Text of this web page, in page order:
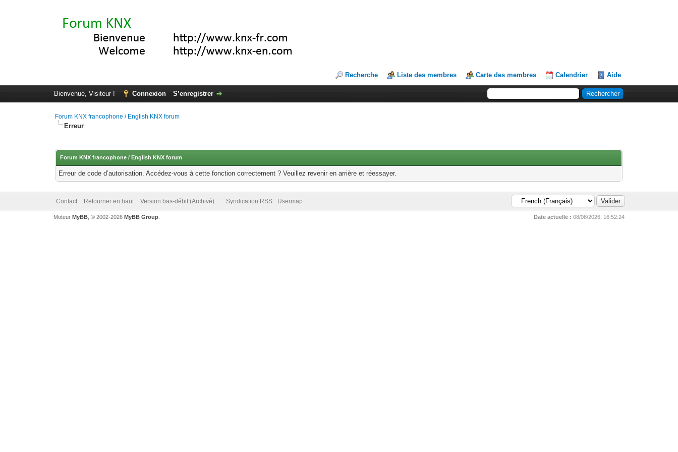
Recherche Liste des membres Carte des membres Calendrier Aide
Bienvenue, Visiteur ! Connexion S’enregistrer
Forum KNX francophone / English KNX forum
Erreur
Forum KNX francophone / English KNX forum
Erreur de code d’autorisation. Accédez-vous à cette fonction correctement ? Veuillez revenir en arrière et réessayer.
Contact Retourner en haut Version bas-débit (Archivé) Syndication RSS Usermap
Date actuelle : 08/08/2026, 16:52:24
Moteur MyBB, © 2002-2026 MyBB Group.